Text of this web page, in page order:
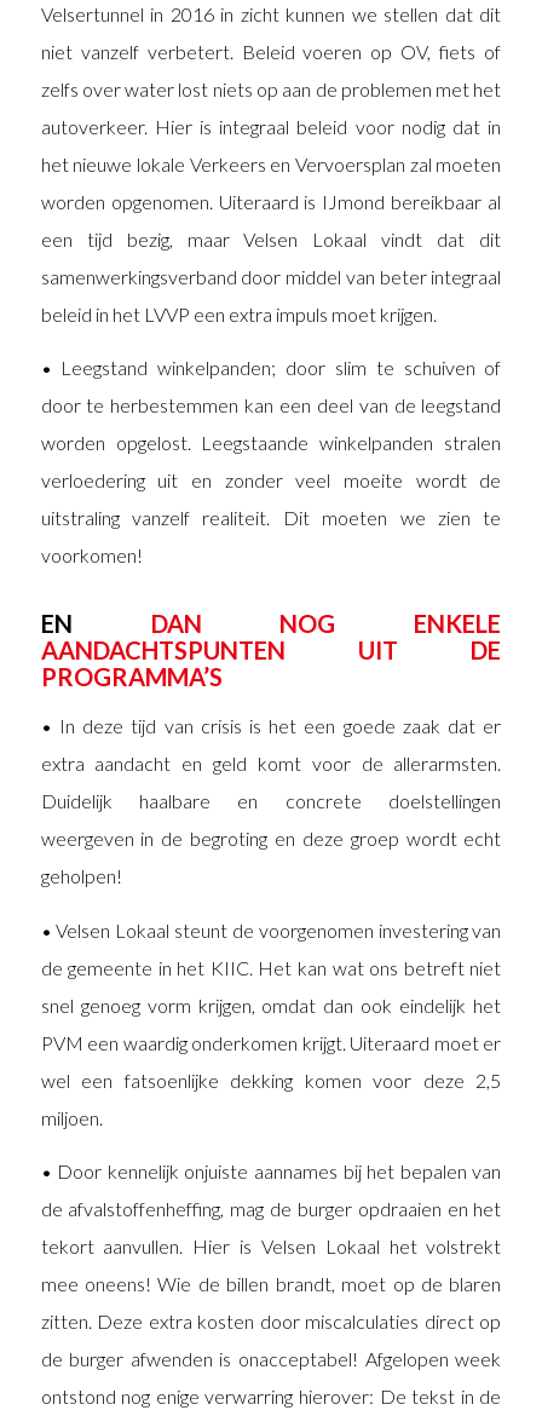
Velsertunnel in 2016 in zicht kunnen we stellen dat dit
niet vanzelf verbetert. Beleid voeren op OV, fiets of
zelfs over water lost niets op aan de problemen met het
autoverkeer. Hier is integraal beleid voor nodig dat in
het nieuwe lokale Verkeers en Vervoersplan zal moeten
worden opgenomen. Uiteraard is IJmond bereikbaar al
een tijd bezig, maar Velsen Lokaal vindt dat dit
samenwerkingsverband door middel van beter integraal
beleid in het LVVP een extra impuls moet krijgen.
• Leegstand winkelpanden; door slim te schuiven of
door te herbestemmen kan een deel van de leegstand
worden opgelost. Leegstaande winkelpanden stralen
verloedering uit en zonder veel moeite wordt de
uitstraling vanzelf realiteit. Dit moeten we zien te
voorkomen!
EN DAN NOG ENKELE
AANDACHTSPUNTEN UIT DE
PROGRAMMA’S
• In deze tijd van crisis is het een goede zaak dat er
extra aandacht en geld komt voor de allerarmsten.
Duidelijk haalbare en concrete doelstellingen
weergeven in de begroting en deze groep wordt echt
geholpen!
• Velsen Lokaal steunt de voorgenomen investering van
de gemeente in het KIIC. Het kan wat ons betreft niet
snel genoeg vorm krijgen, omdat dan ook eindelijk het
PVM een waardig onderkomen krijgt. Uiteraard moet er
wel een fatsoenlijke dekking komen voor deze 2,5
miljoen.
• Door kennelijk onjuiste aannames bij het bepalen van
de afvalstoffenheffing, mag de burger opdraaien en het
tekort aanvullen. Hier is Velsen Lokaal het volstrekt
mee oneens! Wie de billen brandt, moet op de blaren
zitten. Deze extra kosten door miscalculaties direct op
de burger afwenden is onacceptabel! Afgelopen week
ontstond nog enige verwarring hierover: De tekst in de